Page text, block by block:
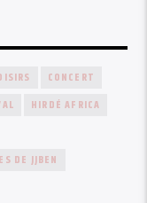
CONCERT
HIRDÉ AFRICA
DE JJBEN